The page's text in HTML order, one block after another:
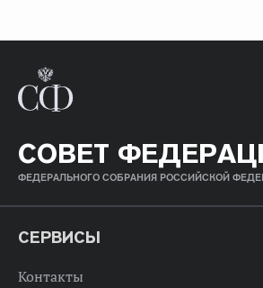
СОВЕТ
ФЕДЕРАЛЬНОГО СОБРАНИЯ РОССИЙСКОЙ
СЕРВИСЫ
Контакты